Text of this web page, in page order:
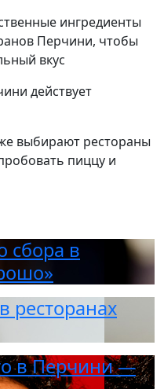
ингредиенты
Перчини, чтобы
вкус
действует
выбирают рестораны
пиццу и
сбора в
ресторанах
в Перчини —